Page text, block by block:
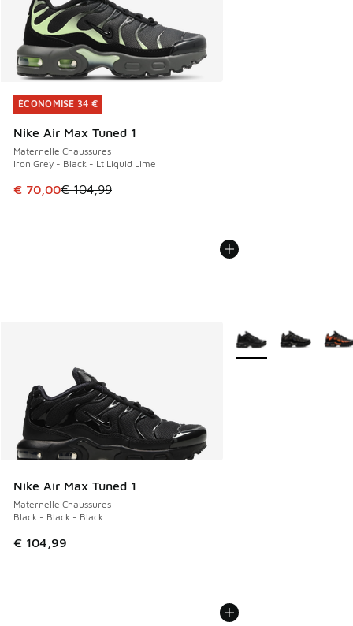
ÉCONOMISE 34 €
Nike Air Max Tuned 1
Maternelle Chaussures
Iron Grey - Black - Lt Liquid Lime
Cet article est en promotion. Prix en baisse de € 104,99 à
€ 70,00€ 104,99
ÉCONOMISE 34 €
Nike Air Max Tuned 1
Maternelle Chaussures
Black - Black - Black
€ 104,99
Plus de couleurs